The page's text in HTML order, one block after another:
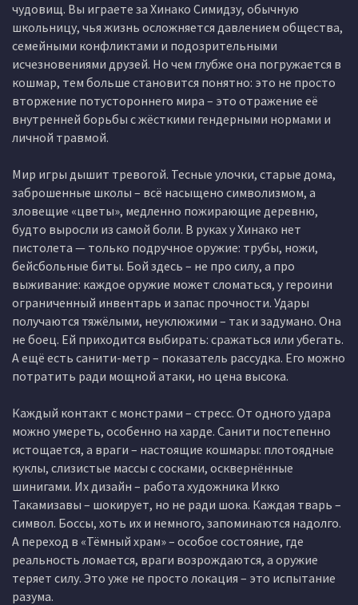
чудовищ. Вы играете за Хинако Симидзу, обычную
школьницу, чья жизнь осложняется давлением общества,
семейными конфликтами и подозрительными
исчезновениями друзей. Но чем глубже она погружается в
кошмар, тем больше становится понятно: это не просто
вторжение потустороннего мира – это отражение её
внутренней борьбы с жёсткими гендерными нормами и
личной травмой.
Мир игры дышит тревогой. Тесные улочки, старые дома,
заброшенные школы – всё насыщено символизмом, а
зловещие «цветы», медленно пожирающие деревню,
будто выросли из самой боли. В руках у Хинако нет
пистолета — только подручное оружие: трубы, ножи,
бейсбольные биты. Бой здесь – не про силу, а про
выживание: каждое оружие может сломаться, у героини
ограниченный инвентарь и запас прочности. Удары
получаются тяжёлыми, неуклюжими – так и задумано. Она
не боец. Ей приходится выбирать: сражаться или убегать.
А ещё есть санити-метр – показатель рассудка. Его можно
потратить ради мощной атаки, но цена высока.
Каждый контакт с монстрами – стресс. От одного удара
можно умереть, особенно на харде. Санити постепенно
истощается, а враги – настоящие кошмары: плотоядные
куклы, слизистые массы с сосками, осквернённые
шинигами. Их дизайн – работа художника Икко
Такамизавы – шокирует, но не ради шока. Каждая тварь –
символ. Боссы, хоть их и немного, запоминаются надолго.
А переход в «Тёмный храм» – особое состояние, где
реальность ломается, враги возрождаются, а оружие
теряет силу. Это уже не просто локация – это испытание
разума.